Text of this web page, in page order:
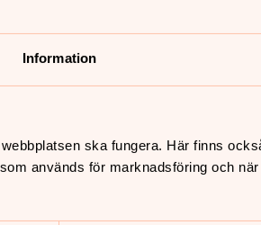
Information
ska fungera. Här finns
används för marknadsföring och
med